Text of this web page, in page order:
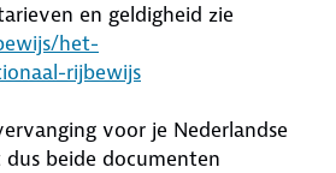
en geldigheid zie
het-
rijbewijs
voor je Nederlandse
beide documenten